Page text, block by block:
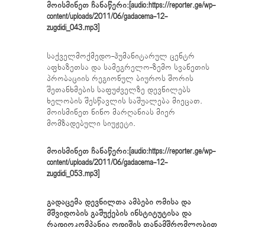
მოისმინეთ ჩანაწერი:[audio:https://reporter.ge/wp-
content/uploads/2011/06/gadacema-12-
zugdidi_043.mp3]
საქველმოქმედო-ჰუმანიტარულ ცენტრ
აფხაზეთსა და სამეგრელო-ზემო სვანეთის
პრობაციის რეგიონულ ბიუროს შორის
შეთანხმების საფუძველზე დევნილებს
ხელობის შესწავლის საშუალება მიეცათ.
მოისმინეთ ნინო მარღანიას მიერ
მომზადებული სიუჟეტი.
მოისმინეთ ჩანაწერი:[audio:https://reporter.ge/wp-
content/uploads/2011/06/gadacema-12-
zugdidi_053.mp3]
გადაცემა დევნილთა ამბები ომისა და
მშვიდობის გაშუქების ინსტიტუტისა და
რადიოკომპანია ოდიშის თანამშრომლობით